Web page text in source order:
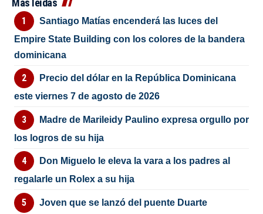
Más leídas
Santiago Matías encenderá las luces del
Empire State Building con los colores de la bandera
dominicana
Precio del dólar en la República Dominicana
este viernes 7 de agosto de 2026
Madre de Marileidy Paulino expresa orgullo por
los logros de su hija
Don Miguelo le eleva la vara a los padres al
regalarle un Rolex a su hija
Joven que se lanzó del puente Duarte